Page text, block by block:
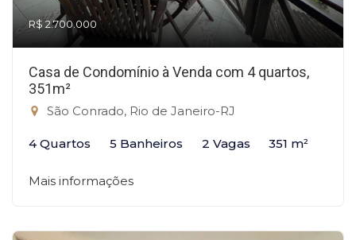
R$ 2.700.000
Casa de Condomínio à Venda com 4 quartos,
351m²
São Conrado, Rio de Janeiro-RJ
4 Quartos 5 Banheiros 2 Vagas 351 m²
Mais informações